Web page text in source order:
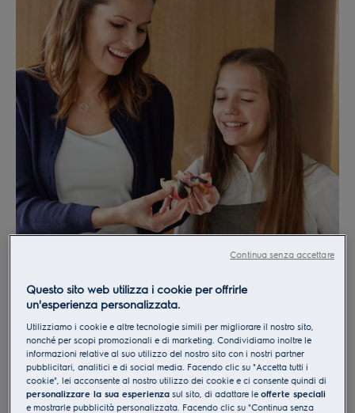
Questo sito web utilizza i cookie per offrirle
un'esperienza personalizzata.
Utilizziamo i cookie e altre tecnologie simili per migliorare il nostro sito,
nonché per scopi promozionali e di marketing. Condividiamo inoltre le
informazioni relative al suo utilizzo del nostro sito con i nostri partner
pubblicitari, analitici e di social media. Facendo clic su "Accetta tutti i
cookie", lei acconsente al nostro utilizzo dei cookie e ci consente quindi di
personalizzare la sua esperienza sul sito, di adattare leofferte speciali
e mostrarle pubblicità personalizzata. Facendo clic su "Continua senza
Continua senza accettare